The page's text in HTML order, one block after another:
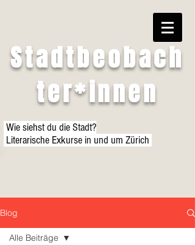
Stadtbeobach
ter*innen
Wie siehst du die Stadt?
Literarische Exkurse in und um Zürich
Blog
Alle Beiträge